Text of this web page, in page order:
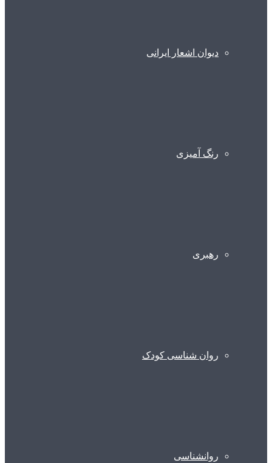
دیوان اشعار ایرانی
رنگ آمیزی
رهبری
روان شناسی کودک
روانشناسی